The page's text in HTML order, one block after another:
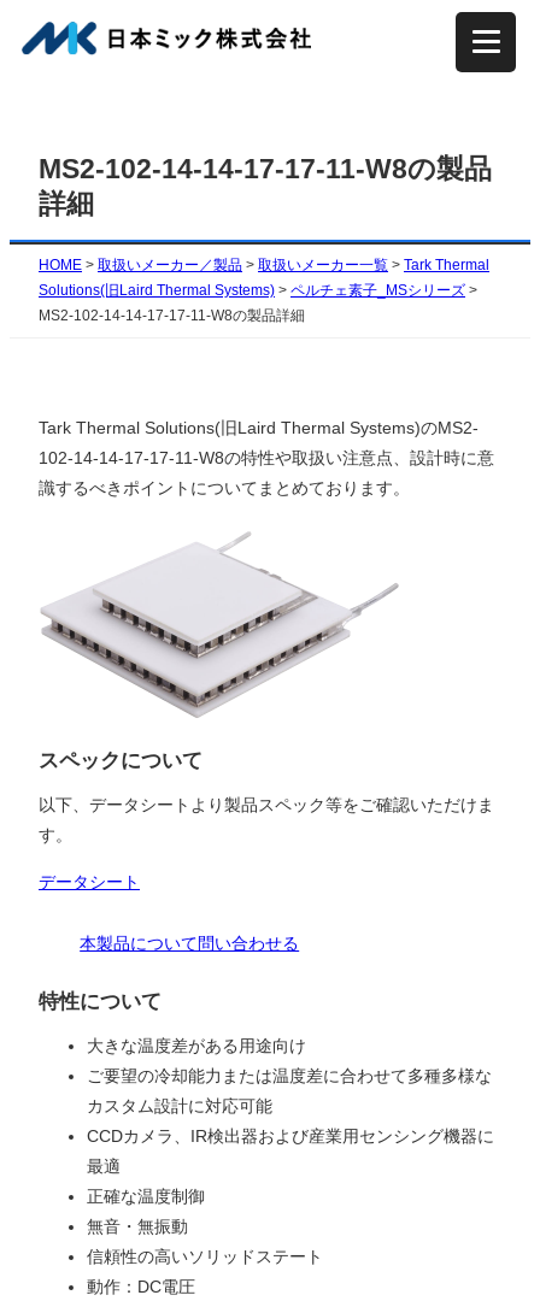
容
MS2-102-14-14-17-17-11-W8の製品
詳細
HOME > 取扱いメーカー／製品 > 取扱いメーカー一覧 > Tark Thermal
Solutions(旧Laird Thermal Systems) > ペルチェ素子_MSシリーズ >
MS2-102-14-14-17-17-11-W8の製品詳細
Tark Thermal Solutions(旧Laird Thermal Systems)のMS2-
102-14-14-17-17-11-W8の特性や取扱い注意点、設計時に意
識するべきポイントについてまとめております。
スペックについて
以下、データシートより製品スペック等をご確認いただけま
す。
データシート
本製品について問い合わせる
特性について
大きな温度差がある用途向け
ご要望の冷却能力または温度差に合わせて多種多様な
カスタム設計に対応可能
CCDカメラ、IR検出器および産業用センシング機器に
最適
正確な温度制御
無音・無振動
信頼性の高いソリッドステート
動作：DC電圧